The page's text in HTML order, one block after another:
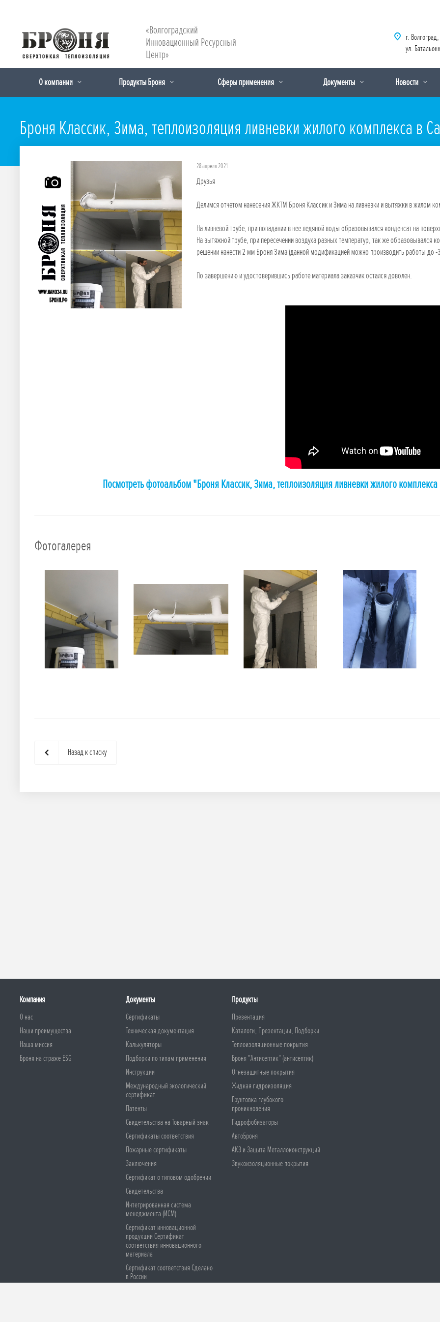
«Волгоградский
Инновационный Ресурсный
Центр»
г. Волгоград,
ул.
О компании Продукты Броня Сферы применения Документы Новости
Броня Классик, Зима, теплоизоляция ливневки жилого комплекса в
28 апреля 2021
Друзья
Делимся отчетом нанесения ЖКТМ Броня Классик и Зима на ливневки и вытяжки в жилом
На ливневой трубе, при попадании в нее ледяной воды образовывался конденсат на
На вытяжной трубе, при пересечении воздуха разных температур, так же образовывался
решении нанести 2 мм Броня Зима (данной модификацией можно производить работы до -
По завершению и удостоверившись работе материала заказчик остался доволен.
Посмотреть фотоальбом "Броня Классик, Зима, теплоизоляция ливневки жилого
Фотогалерея
Назад к списку
Компания
О нас
Наши преимущества
Наша миссия
Броня на страже ESG
Документы
Сертификаты
Техническая документация
Калькуляторы
Подборки по типам применения
Инструкции
Международный экологический
сертификат
Патенты
Свидетельства на Товарный знак
Сертификаты соответствия
Пожарные сертификаты
Заключения
Сертификат о типовом одобрении
Свидетельства
Интегрированная система
менеджмента (ИСМ)
Сертификат инновационной
продукции Сертификат
соответствия инновационного
материала
Сертификат соответствия Сделано
в России
Продукты
Презентация
Каталоги, Презентации, Подборки
Теплоизоляционные покрытия
Броня "Антисептик" (антисептик)
Огнезащитные покрытия
Жидкая гидроизоляция
Грунтовка глубокого
проникновения
Гидрофобизаторы
АвтоБроня
АКЗ и Защита Металлоконструкций
Звукоизоляционные покрытия